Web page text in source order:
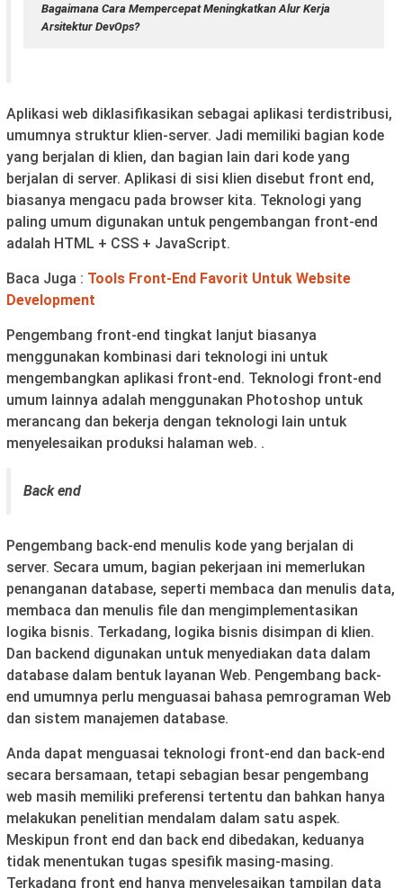
Bagaimana Cara Mempercepat Meningkatkan Alur Kerja
Arsitektur DevOps?
Aplikasi web diklasifikasikan sebagai aplikasi terdistribusi,
umumnya struktur klien-server. Jadi memiliki bagian kode
yang berjalan di klien, dan bagian lain dari kode yang
berjalan di server. Aplikasi di sisi klien disebut front end,
biasanya mengacu pada browser kita. Teknologi yang
paling umum digunakan untuk pengembangan front-end
adalah HTML + CSS + JavaScript.
Baca Juga : Tools Front-End Favorit Untuk Website
Development
Pengembang front-end tingkat lanjut biasanya
menggunakan kombinasi dari teknologi ini untuk
mengembangkan aplikasi front-end. Teknologi front-end
umum lainnya adalah menggunakan Photoshop untuk
merancang dan bekerja dengan teknologi lain untuk
menyelesaikan produksi halaman web. .
Back end
Pengembang back-end menulis kode yang berjalan di
server. Secara umum, bagian pekerjaan ini memerlukan
penanganan database, seperti membaca dan menulis data,
membaca dan menulis file dan mengimplementasikan
logika bisnis. Terkadang, logika bisnis disimpan di klien.
Dan backend digunakan untuk menyediakan data dalam
database dalam bentuk layanan Web. Pengembang back-
end umumnya perlu menguasai bahasa pemrograman Web
dan sistem manajemen database.
Anda dapat menguasai teknologi front-end dan back-end
secara bersamaan, tetapi sebagian besar pengembang
web masih memiliki preferensi tertentu dan bahkan hanya
melakukan penelitian mendalam dalam satu aspek.
Meskipun front end dan back end dibedakan, keduanya
tidak menentukan tugas spesifik masing-masing.
Terkadang front end hanya menyelesaikan tampilan data